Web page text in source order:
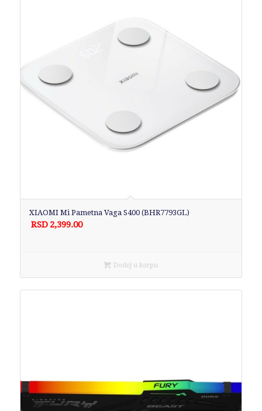
XIAOMI Mi Pametna Vaga S400 (BHR7793GL)
RSD 2,399.00
Dodaj u korpu